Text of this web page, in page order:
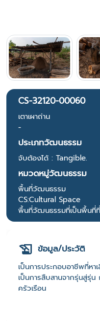
CS-32120-00060
เตาเผาถ่าน
-
ประเภทวัฒนธรรม
จับต้องได้ : Tangible.
หมวดหมู่วัฒนธรรม
พื้นที่วัฒนธรรม
CS:Cultural Space
พื้นที่วัฒนธรรมที่เป็นพื้นที่
ข้อมูล/ประวัติ
เป็นการประกอบอาชีพที่หา
เป็นการสืบสานจากรุ่นสู่รุ่น
ครัวเรือน